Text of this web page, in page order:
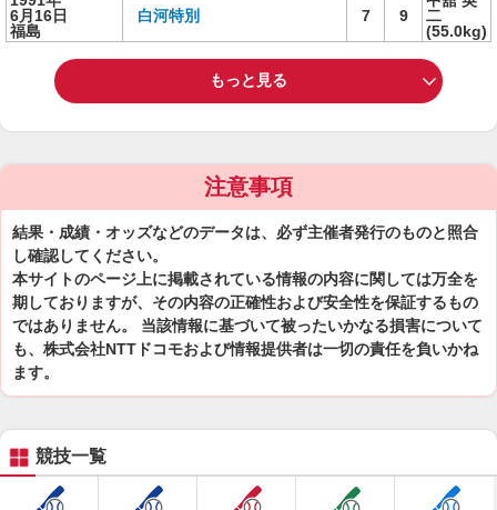
6月16日
福島
白河特別 7 9
二
(55.0kg)
もっと見る
注意事項
結果・成績・オッズなどのデータは、必ず主催者発行のものと照合
し確認してください。
本サイトのページ上に掲載されている情報の内容に関しては万全を
期しておりますが、その内容の正確性および安全性を保証するもの
ではありません。 当該情報に基づいて被ったいかなる損害について
も、株式会社NTTドコモおよび情報提供者は一切の責任を負いかね
ます。
競技一覧